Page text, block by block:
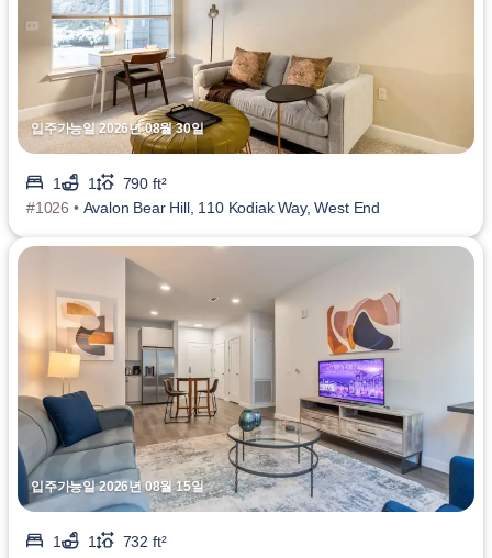
입주가능일 2026년 08월 30일
1 1
790 ft²
#1026 • Avalon Bear Hill, 110 Kodiak Way, West End
입주가능일 2026년 08월 15일
1 1
732 ft²